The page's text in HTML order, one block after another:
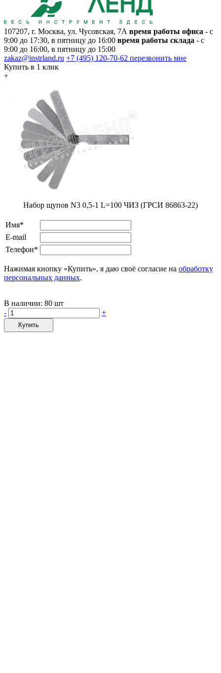
107207, г. Москва, ул. Чусовская, 7А время работы офиса - с
9:00 до 17:30, в пятницу до 16:00 время работы склада - с
9:00 до 16:00, в пятницу до 15:00
zakaz@instrland.ru +7 (495) 120-70-62 перезвонить мне
Купить в 1 клик
+
Набор щупов N3 0,5-1 L=100 ЧИЗ (ГРСИ 86863-22)
Имя*
E-mail
Телефон*
Нажимая кнопку «Купить», я даю своё согласие на обработку
персональных данных.
В наличии: 80 шт
-
+
Купить